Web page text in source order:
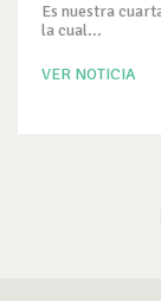
Es nuestra
la cual...
VER NOTICIA